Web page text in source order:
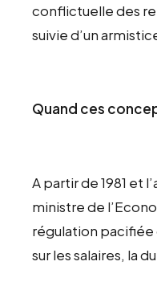
conflictuelle des
suivie d’un
Quand ces
A partir de 1981 et
ministre de
régulation pacifiée
sur les salaires, la